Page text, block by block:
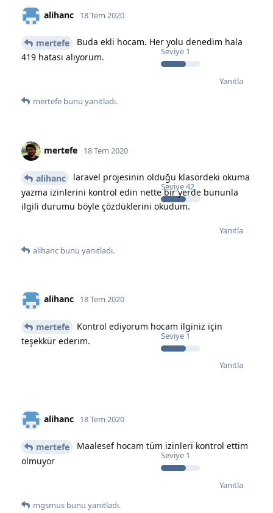
alihanc
Seviye 1
18 Tem 2020
mertefe
Buda ekli hocam. Her yolu denedim hala
419 hatası alıyorum.
Yanıtla
mertefe bunu yanıtladı.
mertefe
Seviye42
18 Tem 2020
alihanc
laravel projesinin olduğu klasördeki okuma
yazma izinlerini kontrol edin nette bir yerde bununla
ilgili durumu böyle çözdüklerini okudum.
Yanıtla
alihanc bunu yanıtladı.
alihanc
Seviye1
18 Tem 2020
mertefe
Kontrol ediyorum hocam ilginiz için
teşekkür ederim.
Yanıtla
alihanc
Seviye 1
18 Tem 2020
mertefe
Maalesef hocam tüm izinleri kontrol ettim
olmuyor
Yanıtla
mgsmus bunu yanıtladı.